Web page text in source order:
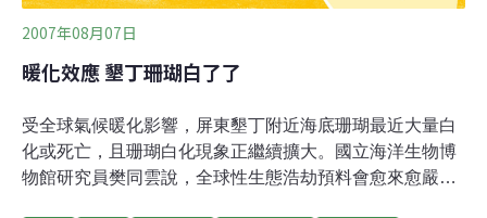
2007年08月07日
暖化效應 墾丁珊瑚白了了
受全球氣候暖化影響，屏東墾丁附近海底珊瑚最近大量白
化或死亡，且珊瑚白化現象正繼續擴大。國立海洋生物博
物館研究員樊同雲說，全球性生態浩劫預料會愈來愈嚴